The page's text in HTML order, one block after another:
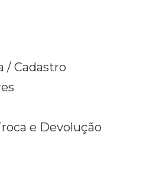
/ Cadastro
e Devolução